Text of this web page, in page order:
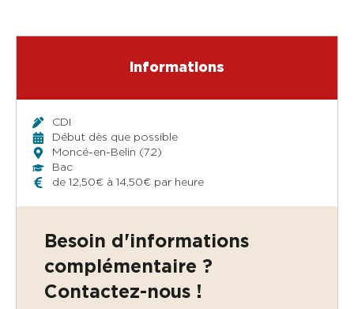
PIMENT
Informations
CDI
Début dès que possible
Moncé-en-Belin (72)
Bac
de 12,50€ à 14,50€ par heure
Besoin d'informations
complémentaire ?
Contactez-nous !